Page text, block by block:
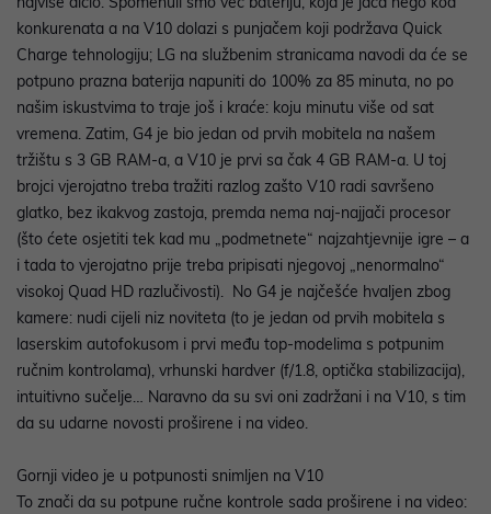
konkurenata a na V10 dolazi s punjačem koji podržava Quick
Charge tehnologiju; LG na službenim stranicama navodi da će se
potpuno prazna baterija napuniti do 100% za 85 minuta, no po
našim iskustvima to traje još i kraće: koju minutu više od sat
vremena. Zatim, G4 je bio jedan od prvih mobitela na našem
tržištu s 3 GB RAM-a, a V10 je prvi sa čak 4 GB RAM-a. U toj
brojci vjerojatno treba tražiti razlog zašto V10 radi savršeno
glatko, bez ikakvog zastoja, premda nema naj-najjači procesor
(što ćete osjetiti tek kad mu „podmetnete“ najzahtjevnije igre – a
i tada to vjerojatno prije treba pripisati njegovoj „nenormalno“
visokoj Quad HD razlučivosti). No G4 je najčešće hvaljen zbog
kamere: nudi cijeli niz noviteta (to je jedan od prvih mobitela s
laserskim autofokusom i prvi među top-modelima s potpunim
ručnim kontrolama), vrhunski hardver (f/1.8, optička stabilizacija),
intuitivno sučelje… Naravno da su svi oni zadržani i na V10, s tim
da su udarne novosti proširene i na video.
Gornji video je u potpunosti snimljen na V10
To znači da su potpune ručne kontrole sada proširene i na video: